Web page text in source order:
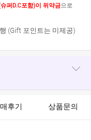
퍼D.C포함)이 위약금으로
(Gift 포인트는 미제공)
후기 상품문의